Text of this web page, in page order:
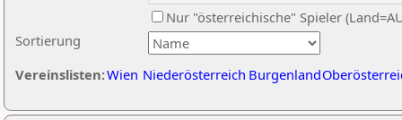
Sortierung
Nur "österreichische" Spieler
Vereinslisten:Wien Niederösterreich Burgenland